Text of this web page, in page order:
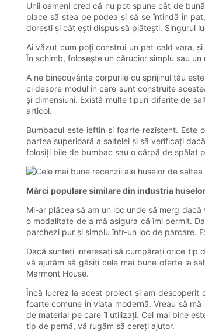
Unii oameni cred că nu pot spune cât de
place să stea pe podea și să se întindă în
dorești și cât ești dispus să plătești. Singurul
Ai văzut cum poți construi un pat cald vara,
În schimb, folosește un cărucior simplu sau
A ne binecuvânta corpurile cu sprijinul tău
ci despre modul în care sunt construite
și dimensiuni. Există multe tipuri diferite de
articol.
Bumbacul este ieftin și foarte rezistent.
partea superioară a saltelei și să verificați
folosiți bile de bumbac sau o cârpă de spălat
Mărci populare similare din industria
Mi-ar plăcea să am un loc unde să merg
o modalitate de a mă asigura că îmi permit.
parchezi pur și simplu într-un loc de parcare.
Dacă sunteți interesați să cumpărați orice tip
vă ajutăm să găsiți cele mai bune oferte la
Marmont House.
Încă lucrez la acest proiect și am descoperit
foarte comune în viața modernă. Vreau să
de material pe care îl utilizați. Cel mai bine
tip de pernă, vă rugăm să cereți ajutor.